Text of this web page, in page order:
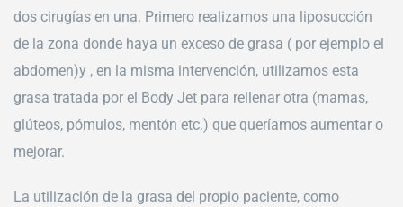
dos cirugías en una. Primero realizamos una liposucción
de la zona donde haya un exceso de grasa ( por ejemplo el
abdomen)y , en la misma intervención, utilizamos esta
grasa tratada por el Body Jet para rellenar otra (mamas,
glúteos, pómulos, mentón etc.) que queríamos aumentar o
mejorar.
La utilización de la grasa del propio paciente, como